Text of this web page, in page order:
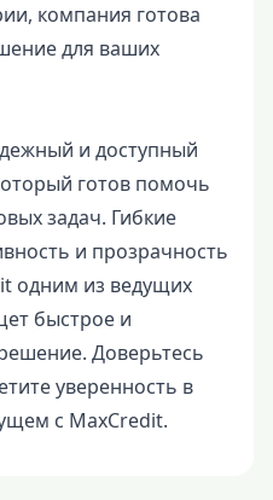
компания готова
для ваших
и доступный
готов помочь
задач. Гибкие
и прозрачность
одним из ведущих
быстрое и
Доверьтесь
уверенность в
с MaxCredit.